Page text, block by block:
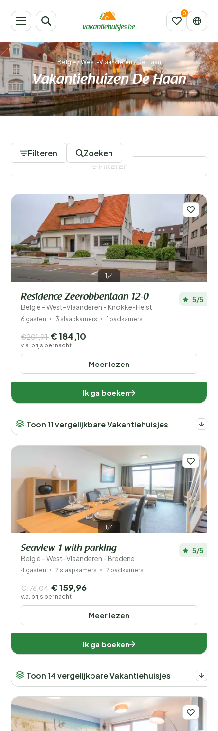
België/ West-Vlaanderen/De Haan
Vakantiehuizen De Haan
Filteren Zoeken
Je vakantie
Kies reisdata en je gezelschap
Wanneer?
Afstand 1
Ligging
Kinderen
Type vakantiehuisje
Populaire filters
Mindervaliden
Voorzieningen
Filters opslaan
Filteren
1/4
Residence Zeerobbenlaan 12-0
België - West-Vlaanderen - Knokke-Heist
5/5
6 gasten 3 slaapkamers 1 badkamers
Meer lezen
€201,91 € 184,10
v.a. prijs per nacht
Ik ga boeken
Toon 11 vergelijkbare Vakantiehuisjes
1/4
Seaview 1 with parking
België - West-Vlaanderen - Bredene
5/5
4 gasten 2 slaapkamers 2 badkamers
Meer lezen
€176,04 € 159,96
v.a. prijs per nacht
Ik ga boeken
Toon 14 vergelijkbare Vakantiehuisjes